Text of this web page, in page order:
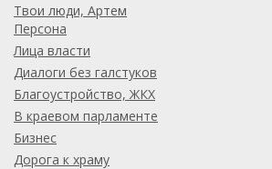
Твои люди, Артем
Персона
Лица власти
Диалоги без галстуков
Благоустройство, ЖКХ
В краевом парламенте
Бизнес
Дорога к храму